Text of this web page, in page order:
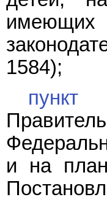
имеющих
1584);
пункт
и на